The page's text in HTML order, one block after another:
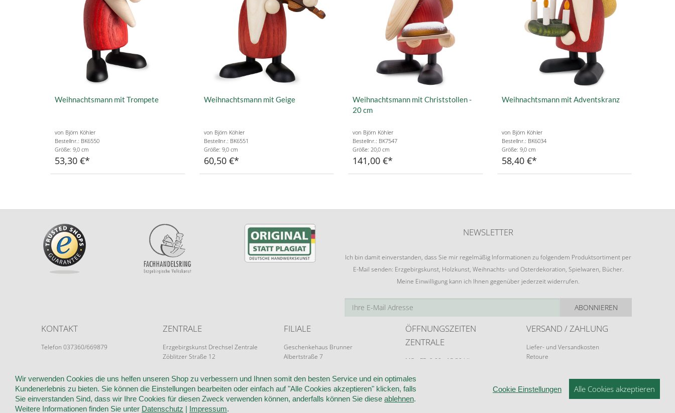
Weihnachtsmann mit Trompete
von Björn Köhler
Bestellnr.: BK6550
Größe: 9,0 cm
53,30 €
Weihnachtsmann mit Geige
von Björn Köhler
Bestellnr.: BK6551
Größe: 9,0 cm
60,50 €
Weihnachtsmann mit Christstollen -
20 cm
von Björn Köhler
Bestellnr.: BK7547
Größe: 20,0 cm
141,00 €
Weihnachtsmann mit Adventskranz
von Björn Köhler
Bestellnr.: BK6034
Größe: 9,0 cm
58,40 €
NEWSLETTER
Ich bin damit einverstanden, dass Sie mir regelmäßig Informationen zu folgendem Produktsortiment per
E-Mail senden: Erzgebirgskunst, Holzkunst, Weihnachts- und Osterdekoration, Spielwaren, Bücher.
Meine Einwilligung kann ich Ihnen gegenüber jederzeit widerrufen.
ABONNIEREN
KONTAKT
Telefon 037360/669879
ZENTRALE
Erzgebirgskunst Drechsel Zentrale
Zöblitzer Straße 12
FILIALE
Geschenkehaus Brunner
Albertstraße 7
ÖFFNUNGSZEITEN
ZENTRALE
MO - FR: 9:00 - 15:30 Uhr
VERSAND / ZAHLUNG
Liefer- und Versandkosten
Retoure
WIR ÜBER UNS KUNDENINFORMATIONEN AGB WIDERRUF VERTRAG WIDERRUFEN KONTAKT DATENSCHUTZ
Wir verwenden Cookies die uns helfen unseren Shop zu verbessern und Ihnen somit den besten Service und ein optimales
Kundenerlebnis zu bieten. Sie können die Einstellungen bearbeiten oder einfach auf "Alle Cookies akzeptieren" klicken, falls
Sie einverstanden Sind, dass wir Ihre Cookies für diesen Zweck verwenden können, anderfalls können Sie diese ablehnen.
Weitere Informationen finden Sie unter Datenschutz | Impressum.
Cookie Einstellungen Alle Cookies akzeptieren